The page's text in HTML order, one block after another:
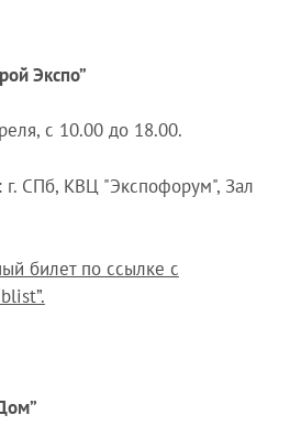
Экспо”
с 10.00 до 18.00.
г. СПб, КВЦ "Экспофорум", Зал
билет по ссылке с